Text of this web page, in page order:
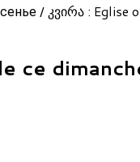
/ კვირა :
ce